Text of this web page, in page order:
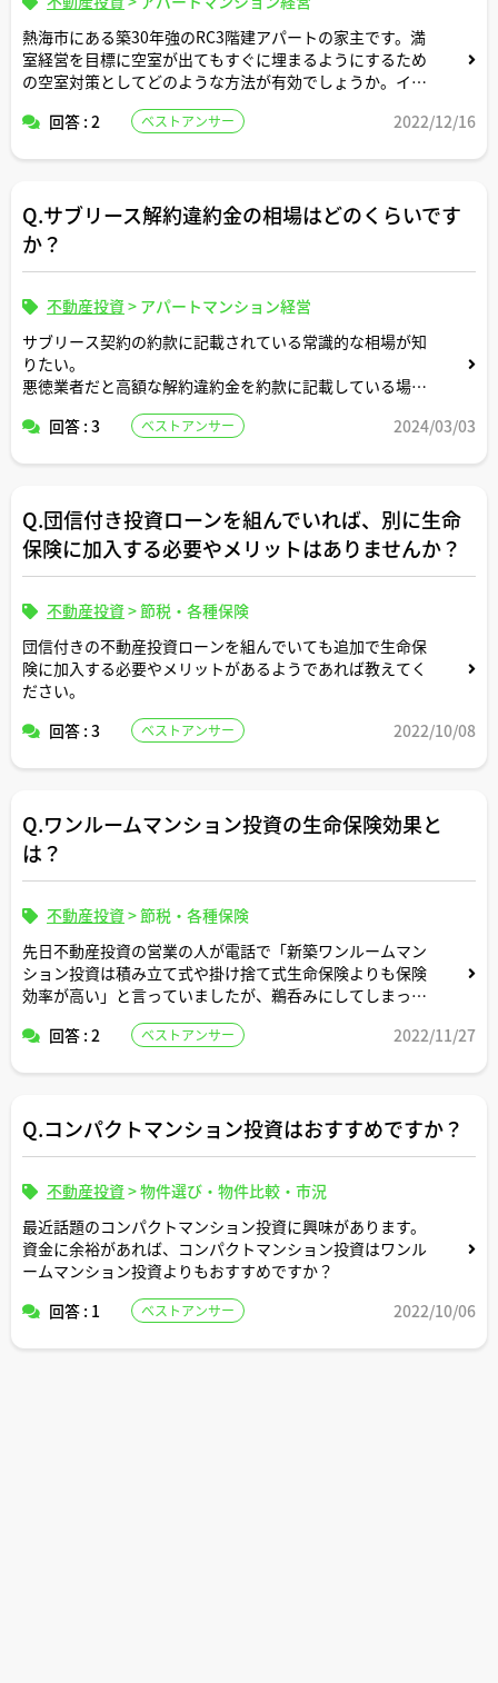
熱海市にある築30年強のRC3階建アパートの家主です。満
室経営を目標に空室が出てもすぐに埋まるようにするため
の空室対策としてどのような方法が有効でしょうか。イチ
けますと嬉しいです。
回答 : 2 ベストアンサー 2022/12/16
Q.サブリース解約違約金の相場はどのくらいです
か？
不動産投資> アパートマンション経営
サブリース契約の約款に記載されている常識的な相場が知
りたい。
悪徳業者だと高額な解約違約金を約款に記載している場合
回答 : 3
ベストアンサー 2024/03/03
Q.団信付き投資ローンを組んでいれば、別に生命
保険に加入する必要やメリットはありませんか？
不動産投資>節税・各種保険
団信付きの不動産投資ローンを組んでいても追加で生命保
険に加入する必要やメリットがあるようであれば教えてく
ださい。
回答 : 3
ベストアンサー 2022/10/08
Q.ワンルームマンション投資の生命保険効果と
は？
不動産投資>節税・各種保険
先日不動産投資の営業の人が電話で「新築ワンルームマン
ション投資は積み立て式や掛け捨て式生命保険よりも保険
効率が高い」と言っていましたが、鵜呑みにしてしまって
回答 : 2
ベストアンサー 2022/11/27
Q.コンパクトマンション投資はおすすめですか？
不動産投資>物件選び・物件比較・市況
最近話題のコンパクトマンション投資に興味があります。
資金に余裕があれば、コンパクトマンション投資はワンル
ームマンション投資よりもおすすめですか？
回答 : 1
ベストアンサー 2022/10/06